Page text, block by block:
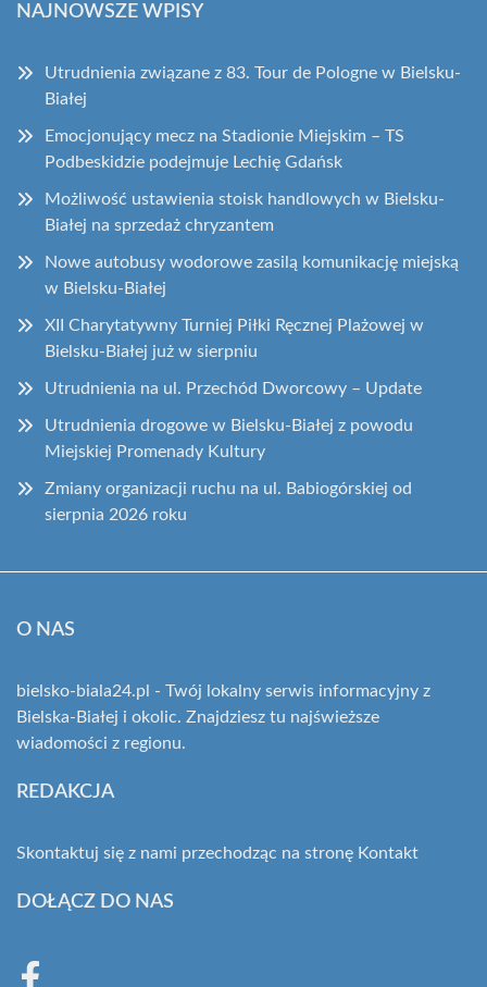
NAJNOWSZE WPISY
Utrudnienia związane z 83. Tour de Pologne w Bielsku-
Białej
Emocjonujący mecz na Stadionie Miejskim – TS
Podbeskidzie podejmuje Lechię Gdańsk
Możliwość ustawienia stoisk handlowych w Bielsku-
Białej na sprzedaż chryzantem
Nowe autobusy wodorowe zasilą komunikację miejską
w Bielsku-Białej
XII Charytatywny Turniej Piłki Ręcznej Plażowej w
Bielsku-Białej już w sierpniu
Utrudnienia na ul. Przechód Dworcowy – Update
Utrudnienia drogowe w Bielsku-Białej z powodu
Miejskiej Promenady Kultury
Zmiany organizacji ruchu na ul. Babiogórskiej od
sierpnia 2026 roku
O NAS
bielsko-biala24.pl - Twój lokalny serwis informacyjny z
Bielska-Białej i okolic. Znajdziesz tu najświeższe
wiadomości z regionu.
REDAKCJA
Skontaktuj się z nami przechodząc na stronę Kontakt
DOŁĄCZ DO NAS